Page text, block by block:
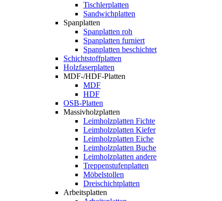
Tischlerplatten
Sandwichplatten
Spanplatten
Spanplatten roh
Spanplatten furniert
Spanplatten beschichtet
Schichtstoffplatten
Holzfaserplatten
MDF-/HDF-Platten
MDF
HDF
OSB-Platten
Massivholzplatten
Leimholzplatten Fichte
Leimholzplatten Kiefer
Leimholzplatten Eiche
Leimholzplatten Buche
Leimholzplatten andere
Treppenstufenplatten
Möbelstollen
Dreischichtplatten
Arbeitsplatten